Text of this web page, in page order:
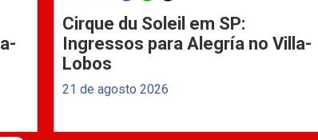
Cirque du Soleil em SP:
Ingressos para Alegría no Villa-
Lobos
21 de agosto 2026